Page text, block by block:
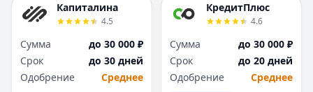
Капиталина
4.5
Сумма
до 30 000 ₽
Срок
до 30 дней
Одобрение
Среднее
КредитПлюс
4.6
Сумма
до 30 000 ₽
Срок
до 20 дней
Одобрение
Среднее